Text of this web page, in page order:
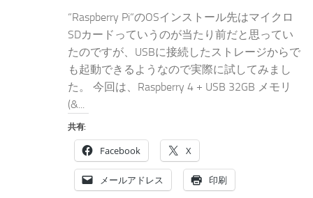
“Raspberry Pi“のOSインストール先はマイクロ
SDカードっていうのが当たり前だと思ってい
たのですが、USBに接続したストレージからで
も起動できるようなので実際に試してみまし
た。 今回は、Raspberry 4 + USB 32GB メモリ
(&...
共有:
Facebook X
メールアドレス 印刷